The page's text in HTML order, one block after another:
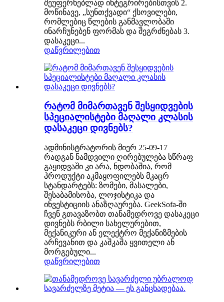
შეუფერხებლად ინტეგრირებისთვის 2.
მოწინავე, „სუნთქვადი“ ქსოვილები,
რომლებიც წლების განმავლობაში
ინარჩუნებენ ფორმას და შეგრძნებას 3.
დასაკეცი...
დაწვრილებით
რატომ მიმართავენ შესყიდვების
სპეციალისტები მაღალი კლასის
დასაკეცი დივნებს?
ადმინისტრატორის მიერ 25-09-17
რადგან ნამდვილი ღირებულება სწრაფ
გაყიდვაში კი არა, ნდობაშია, რომ
პროდუქტი აკმაყოფილებს მკაცრ
სტანდარტებს: ზომები, მასალები,
შესაბამისობა, ლოჯისტიკა და
ინვესტიციის ანაზღაურება. GeekSofa-ში
ჩვენ გთავაზობთ თანამედროვე დასაკეცი
დივნებს რბილი სახელურებით,
მექანიკური ან ელექტრო მექანიზმების
არჩევანით და კაშკაშა ყვითელი ან
მორგებული...
დაწვრილებით